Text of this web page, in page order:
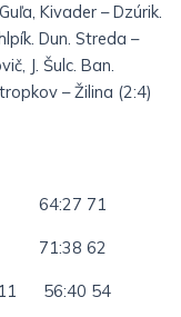
Kivader – Dzúrik.
Dun. Streda –
J. Šulc. Ban.
– Žilina (2:4)
71
62
56:40 54